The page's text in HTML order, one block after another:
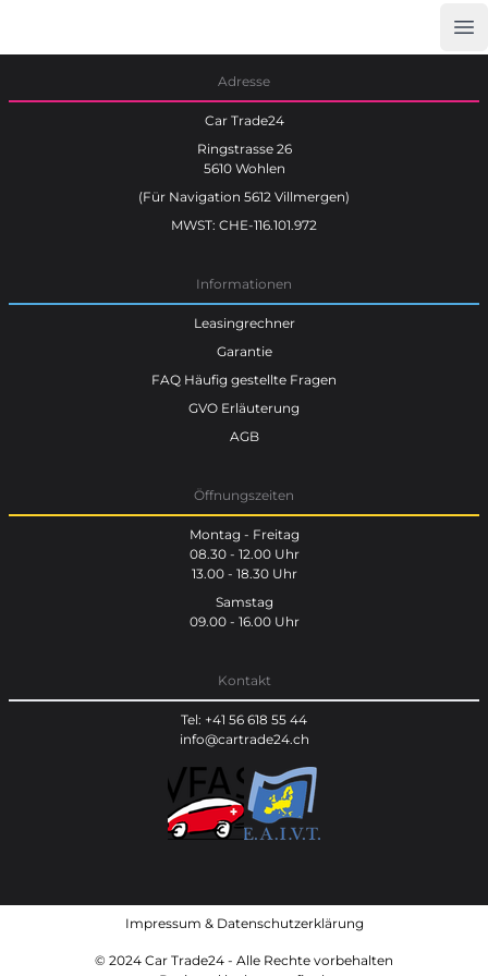
Adresse
Car Trade24
Ringstrasse 26
5610 Wohlen
(Für Navigation 5612 Villmergen)
MWST: CHE-116.101.972
Informationen
Leasingrechner
Garantie
FAQ Häufig gestellte Fragen
GVO Erläuterung
AGB
Öffnungszeiten
Montag - Freitag
08.30 - 12.00 Uhr
13.00 - 18.30 Uhr
Samstag
09.00 - 16.00 Uhr
Kontakt
Tel: +41 56 618 55 44
info@cartrade24.ch
Impressum & Datenschutzerklärung
© 2024 Car Trade24 - Alle Rechte vorbehalten